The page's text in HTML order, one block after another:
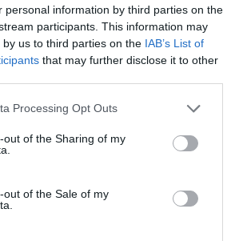
personal information by third parties on the
participants. This information may
us to third parties on the IAB’s List of
that may further disclose it to other
Processing Opt Outs
out of the Sharing of my
out of the Sale of my
“El trabajo de desmitificar la
la verdadera, de
falsificación, es un trabajo
CORRUPCIÓN SANCHISTA
sanchista. Hazte
delante de La Mareta: